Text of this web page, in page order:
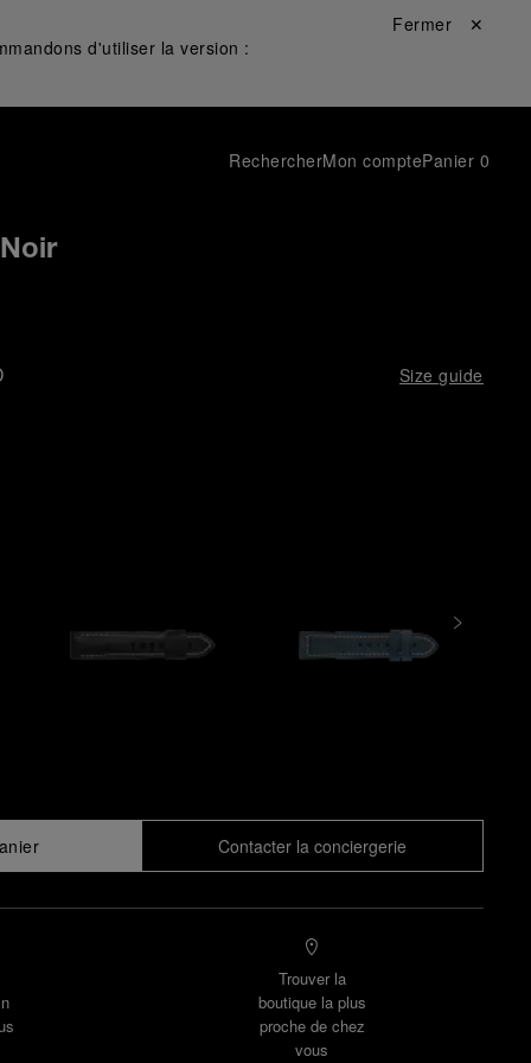
d'utiliser la version :
Fermer ✕
RechercherMon comptePanier 0
Size guide
Contacter la conciergerie
Trouver la
boutique la plus
proche de chez
vous